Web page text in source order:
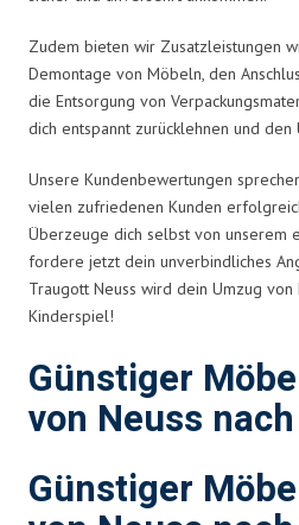
Zudem bieten wir Zusatzleistungen
Demontage von Möbeln, den
die Entsorgung von
dich entspannt zurücklehnen und
Unsere Kundenbewertungen
vielen zufriedenen Kunden
Überzeuge dich selbst von unserem
fordere jetzt dein unverbindliches
Traugott Neuss wird dein Umzug von
Kinderspiel!
Günstiger
von Neuss
Günstiger